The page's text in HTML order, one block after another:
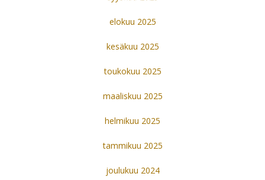
elokuu 2025
kesäkuu 2025
toukokuu 2025
maaliskuu 2025
helmikuu 2025
tammikuu 2025
joulukuu 2024